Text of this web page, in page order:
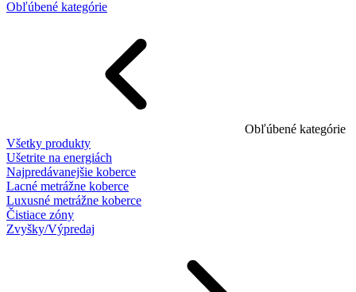
Obľúbené kategórie
Obľúbené kategórie
Všetky produkty
Ušetrite na energiách
Najpredávanejšie koberce
Lacné metrážne koberce
Luxusné metrážne koberce
Čistiace zóny
Zvyšky/Výpredaj